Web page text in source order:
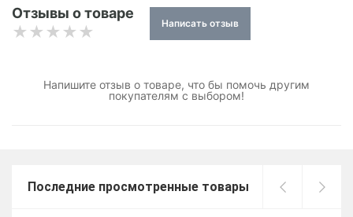
Отзывы о товаре
Написать отзыв
Напишите отзыв о товаре, что бы помочь другим
покупателям с выбором!
Последние просмотренные товары